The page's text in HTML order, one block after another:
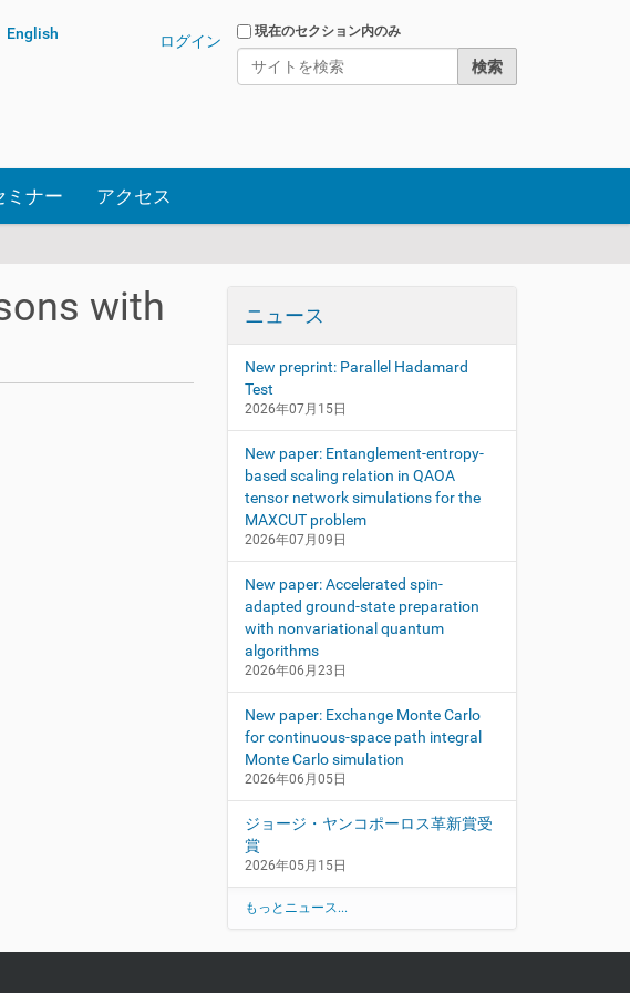
サイトを検索
現在のセクション内のみ
ログイン
English
ミナー アクセス
with
ニュース
New preprint: Parallel Hadamard
Test
2026年07月15日
New paper: Entanglement-entropy-
based scaling relation in QAOA
tensor network simulations for the
MAXCUT problem
2026年07月09日
New paper: Accelerated spin-
adapted ground-state preparation
with nonvariational quantum
algorithms
2026年06月23日
New paper: Exchange Monte Carlo
for continuous-space path integral
Monte Carlo simulation
2026年06月05日
ジョージ・ヤンコポーロス革新賞受
賞
2026年05月15日
もっとニュース...